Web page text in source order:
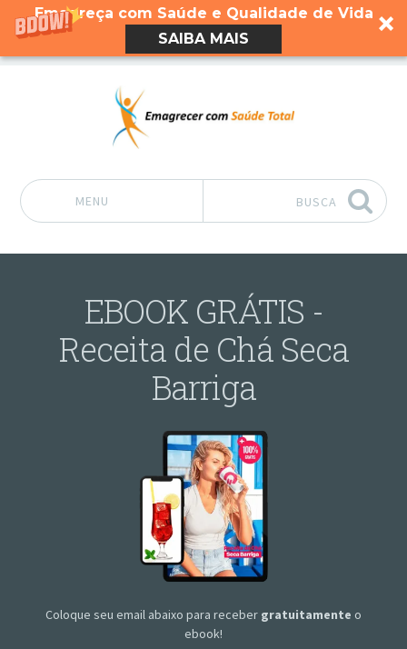
Emagreça com Saúde e Qualidade de Vida
SAIBA MAIS
MENU BUSCA
EBOOK GRÁTIS -
Receita de Chá Seca
Barriga
Coloque seu email abaixo para receber gratuitamente o
ebook!